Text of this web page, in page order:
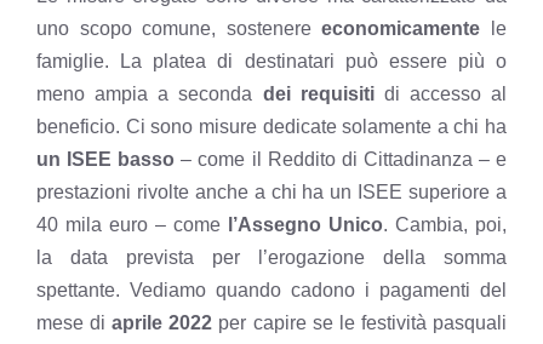
uno scopo comune, sostenereeconomicamente le
famiglie. La platea di destinatari può essere più o
meno ampia a seconda dei requisitidi accesso al
beneficio. Ci sono misure dedicate solamente a chi ha
un ISEE basso – come il Reddito di Cittadinanza – e
prestazioni rivolte anche a chi ha un ISEE superiore a
40 mila euro – come l’Assegno Unico. Cambia, poi,
la data prevista per l’erogazione della somma
spettante. Vediamo quando cadono i pagamenti del
mese diaprile 2022 per capire se le festività pasquali